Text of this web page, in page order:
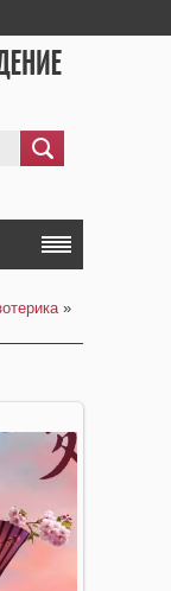
»